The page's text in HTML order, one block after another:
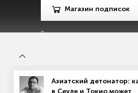
Магазин подписок
Рекламодателям
Азиатский детонатор:
в Сеуле и Токио может